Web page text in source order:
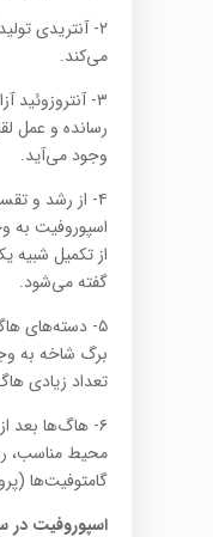
۲- آنتریدی
می‌کند.
۳- آنتروزوئید
رسانده و عمل
وجود می‌آید.
۴- از رشد و
اسپوروفیت به
از تکمیل
گفته می‌شود.
۵- دسته‌های‌
برگ شاخه به
تعداد زیادی‌
۶-‌ هاگ‌ها بعد
محیط مناسب،
گامتوفیت‌ها
اسپوروفیت